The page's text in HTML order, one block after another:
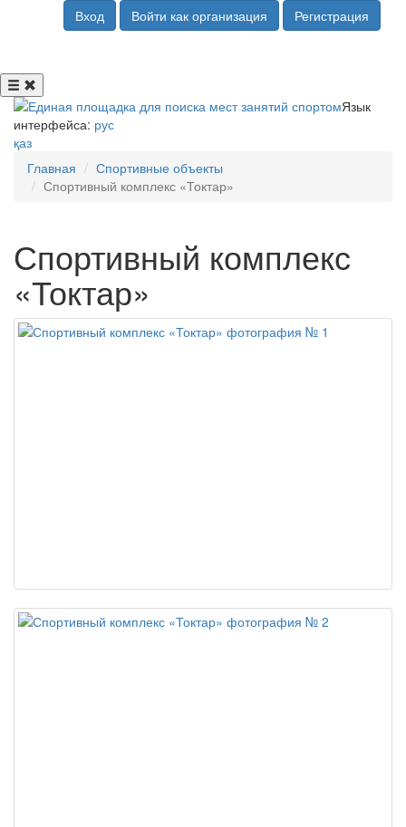
Вход Войти как организация Регистрация
Язык
интерфейса: рус
қаз
Главная
Спортивные объекты
Спортивный комплекс «Токтар»
Спортивный комплекс
«Токтар»